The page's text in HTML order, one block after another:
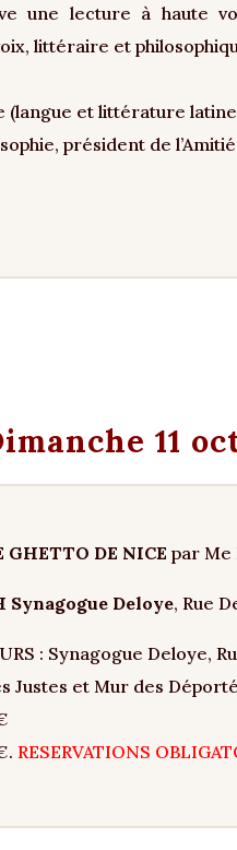
une lecture à haute
littéraire et
et littérature
président de
11
GHETTO DE NICE par Me
Synagogue Deloye, Rue
: Synagogue Deloye,
Justes et Mur des
RESERVATIONS